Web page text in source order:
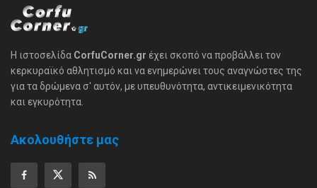
Η ιστοσελίδα CorfuCorner.gr έχει σκοπό να προβάλλει τον
κερκυραϊκό αθλητισμό και να ενημερώνει τους αναγνώστες της
για τα δρώμενα σ' αυτόν, με υπευθυνότητα, αντικειμενικότητα
και εγκυρότητα.
Ακολουθήστε μας